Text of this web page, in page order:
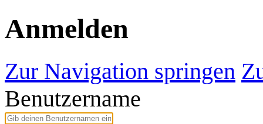
Anmelden
Zur Navigation springen
Benutzername